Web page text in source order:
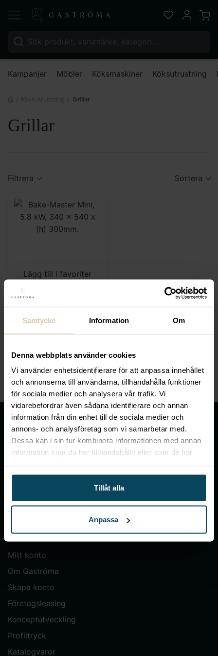
Samtycke Information Om
Denna webbplats använder cookies
Vi använder enhetsidentifierare för att anpassa innehållet
och annonserna till användarna, tillhandahålla funktioner
för sociala medier och analysera vår trafik. Vi
vidarebefordrar även sådana identifierare och annan
information från din enhet till de sociala medier och
annons- och analysföretag som vi samarbetar med.
Dessa kan i sin tur kombinera informationen med annan
information som du har tillhandahållit eller som de har
Tillåt alla
Anpassa
Sök efter:
Favoriter
Mitt
Kampanjer Möbler Köksmaskiner Köksutrustning
Grillar
Grillar
Filtrera Sortera
Lägg till i favoriter
Bake-Master Mini, 5.8
300mm
2 392kr
KÖP
Risängsgatan 4
Org. no: 559365-7504
Meny
Mitt konto
Om Gastróma
Skapa konto
Företagsleasing
Konceptutveckling
Profiltryck
Katalogvaror